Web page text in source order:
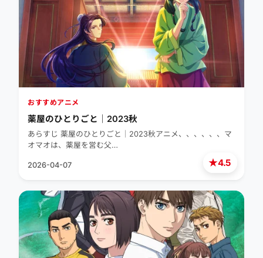
★4.5
おすすめアニメ
薬屋のひとりごと｜2023秋
あらすじ 薬屋のひとりごと｜2023秋アニメ、、、、、、マ
オマオは、薬屋を営む父…
2026-04-07